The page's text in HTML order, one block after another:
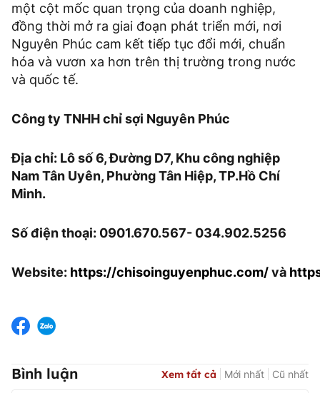
một cột mốc quan trọng của doanh nghiệp,
đồng thời mở ra giai đoạn phát triển mới, nơi
Nguyên Phúc cam kết tiếp tục đổi mới, chuẩn
hóa và vươn xa hơn trên thị trường trong nước
và quốc tế.
Công ty TNHH chỉ sợi Nguyên Phúc
Địa chỉ: Lô số 6, Đường D7, Khu công nghiệp
Nam Tân Uyên, Phường Tân Hiệp, TP.Hồ Chí
Minh.
Số điện thoại: 0901.670.567- 034.902.5256
Website: https://chisoinguyenphuc.com/và
Bình luận Xem tất cả Mới nhất Cũ nhất